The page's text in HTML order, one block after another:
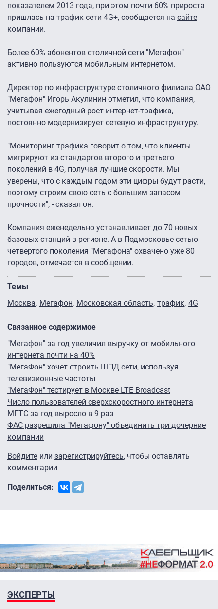
показателем 2013 года, при этом почти 60% прироста
пришлась на трафик сети 4G+, сообщается на сайте
компании.
Более 60% абонентов столичной сети "Мегафон"
активно пользуются мобильным интернетом.
Директор по инфраструктуре столичного филиала ОАО
"Мегафон" Игорь Акулинин отметил, что компания,
учитывая ежегодный рост интернет-трафика,
постоянно модернизирует сетевую инфраструктуру.
"Мониторинг трафика говорит о том, что клиенты
мигрируют из стандартов второго и третьего
поколений в 4G, получая лучшие скорости. Мы
уверены, что с каждым годом эти цифры будут расти,
поэтому строим свою сеть с большим запасом
прочности", - сказал он.
Компания еженедельно устанавливает до 70 новых
базовых станций в регионе. А в Подмосковье сетью
четвертого поколения "Мегафона" охвачено уже 80
городов, отмечается в сообщении.
Темы
Москва Мегафон Московская область трафик 4G
Связанное содержимое
"Мегафон" за год увеличил выручку от мобильного
интернета почти на 40%
"МегаФон" хочет строить ШПД сети, используя
телевизионные частоты
"МегаФон" тестирует в Москве LTE Broadcast
Число пользователей сверхскоростного интернета
МГТС за год выросло в 9 раз
ФАС разрешила "Мегафону" объединить три дочерние
компании
Войдите или зарегистрируйтесь, чтобы оставлять
комментарии
Поделиться:
ЭКСПЕРТЫ